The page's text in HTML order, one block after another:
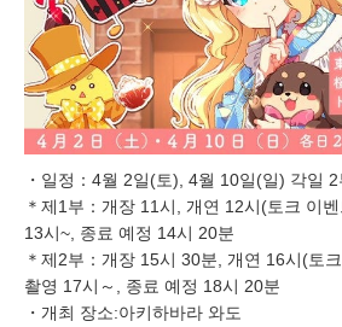
・일정：4월 2일(토), 4월 10일(일) 각일 2
＊제1부：개장 11시, 개연 12시(토크 이
13시~, 종료 예정 14시 20분
＊제2부：개장 15시 30분, 개연 16시(토
촬영 17시～, 종료 예정 18시 20분
・개최 장소:아키하바라 와도